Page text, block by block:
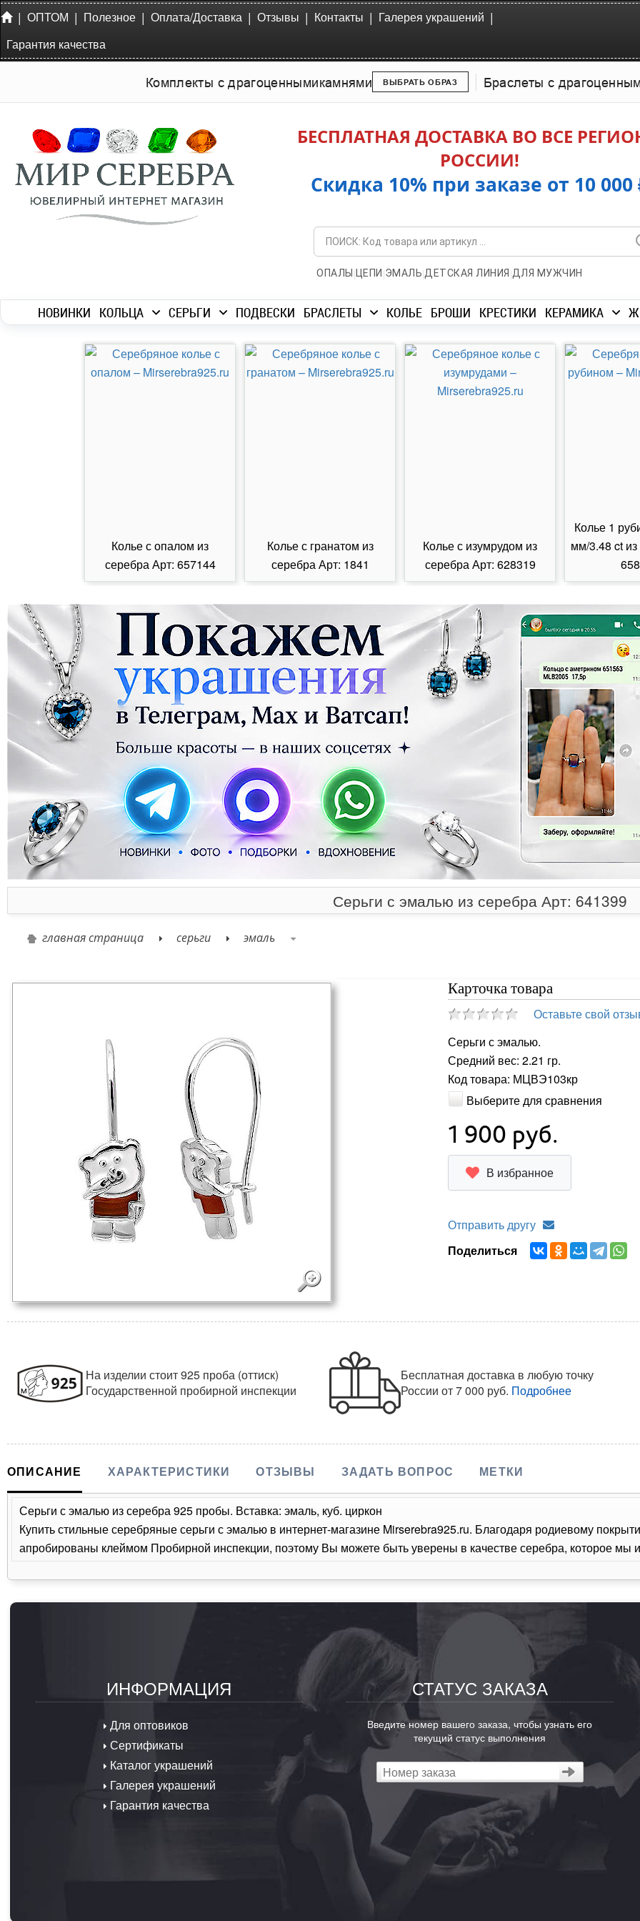
| ОПТОМ | Полезное | Оплата/Доставка | Отзывы | Контакты | Галерея украшений |
Гарантия качества
Комплекты с драгоценнымикамнями ВЫБРАТЬ ОБРАЗ Браслеты с
БЕСПЛАТНАЯ ДОСТАВКА ВО ВСЕ
РОССИИ!
Скидка 10% при заказе от 10 000
ОПАЛЫ | ЦЕПИ |ЭМАЛЬ|ДЕТСКАЯ ЛИНИЯ |ДЛЯ МУЖЧИН
НОВИНКИ КОЛЬЦА СЕРЬГИ ПОДВЕСКИ БРАСЛЕТЫ КОЛЬЕ БРОШИ КРЕСТИКИ КЕРАМИКА
Колье с опалом из
серебра Арт: 657144
Колье с гранатом из
серебра Арт: 1841
Колье с изумрудом из
серебра Арт: 628319
Колье 1
мм/3.48 ct
Серьги с эмалью из серебра Арт: 641399
главная страница серьги эмаль
Карточка товара
Оставьте свой
Серьги с эмалью.
Средний вес: 2.21 гр.
Код товара: МЦВЭ103кр
Выберите для сравнения
1 900 руб.
В избранное
Отправить другу
Поделиться
На изделии стоит 925 проба (оттиск)
Государственной пробирной инспекции
Бесплатная доставка в любую точку
Россииот 7 000 руб. Подробнее
ОПИСАНИЕ ХАРАКТЕРИСТИКИ ОТЗЫВЫ ЗАДАТЬ ВОПРОС МЕТКИ
Серьги с эмалью из серебра 925 пробы. Вставка: эмаль, куб. циркон
Купить стильные серебряные серьги с эмалью в интернет-магазине Mirserebra925.ru. Благодаря родиевому
апробированы клеймом Пробирной инспекции, поэтому Вы можете быть уверены в качестве серебра, которое мы
ИНФОРМАЦИЯ
Для оптовиков
Сертификаты
Каталог украшений
Галерея украшений
Гарантия качества
СТАТУС ЗАКАЗА
Введите номер вашего заказа, чтобы узнать его
текущий статус выполнения